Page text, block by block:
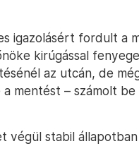
igazolásért fordult a
kirúgással
az utcán, de
mentést – számolt
végül stabil